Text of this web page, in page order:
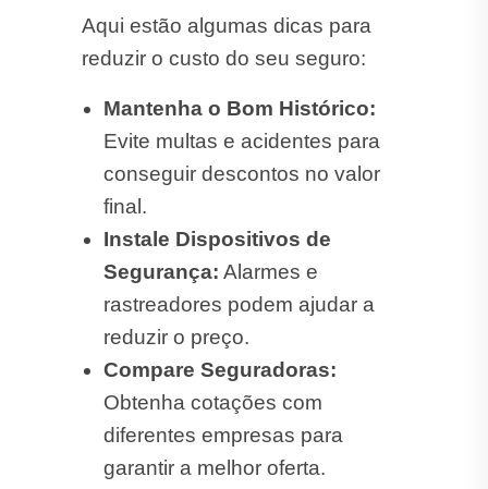
Mantenha o Bom Histórico:
Evite multas e acidentes para
final.
Instale Dispositivos de
Segurança:Alarmes e
rastreadores podem ajudar a
reduzir o preço.
Compare Seguradoras:
Obtenha cotações com
diferentes empresas para
garantir a melhor oferta.
Cotar Seguro Automóvel